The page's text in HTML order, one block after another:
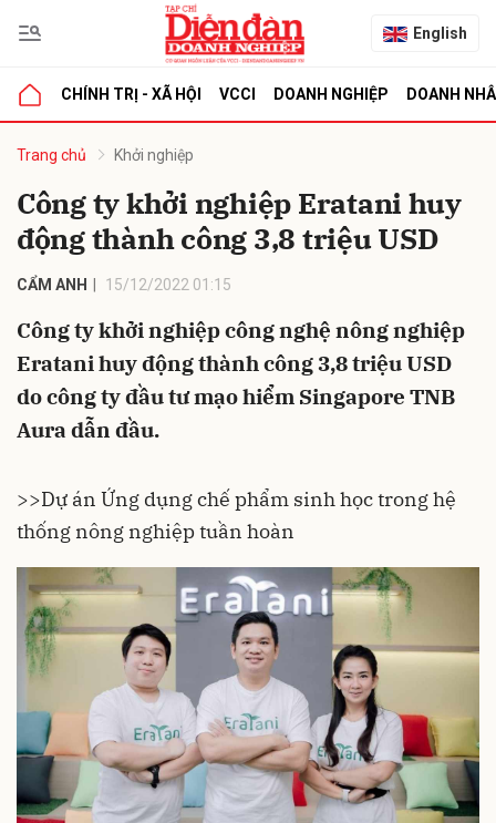
English
CHÍNH TRỊ - XÃ HỘI VCCI DOANH NGHIỆP DOANH
Trang chủ Khởi nghiệp
Công ty khởi nghiệp Eratani huy
động thành công 3,8 triệu USD
CẨM ANH 15/12/2022 01:15
Công ty khởi nghiệp công nghệ nông nghiệp
Eratani huy động thành công 3,8 triệu USD
do công ty đầu tư mạo hiểm Singapore TNB
Aura dẫn đầu.
>>Dự án Ứng dụng chế phẩm sinh học trong hệ
thống nông nghiệp tuần hoàn
luận
Hủy